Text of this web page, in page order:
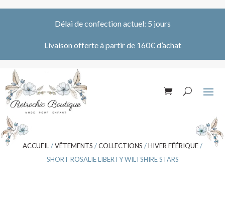
Délai de confection actuel: 5 jours
Livaison offerte à partir de 160€ d’achat
ACCUEIL /VÊTEMENTS /COLLECTIONS /HIVER FÉÉRIQUE/
SHORT ROSALIE LIBERTY WILTSHIRE STARS